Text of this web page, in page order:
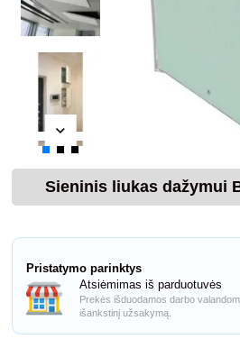
Sieninis liukas dažymui
Pristatymo parinktys
Atsiėmimas iš parduotuvės
Prekės išduodamos darbo
išankstinį užsakymą.